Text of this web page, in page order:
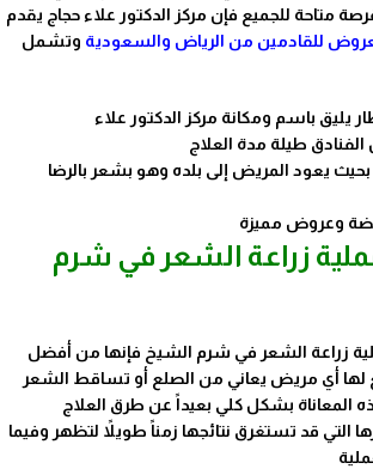
متاحة للجميع فإن مركز الدكتور علاء حجاج يقدم
للقادمين من الرياض والسعودية وتشمل
يليق باسم ومكانة مركز الدكتور علاء
طيلة مدة العلاج
يعود المريض إلى بلده وهو بشعر بالرضا
وعروض مميزة
زراعة الشعر في شرم
زراعة الشعر في شرم الشيخ فإنها من أفضل
لها أي مريض يعاني من الصلع أو تساقط الشعر
المعاناة بشكل كلي بعيداً عن طرق العلاج
التي قد تستغرق نتائجها زمناً طويلاً لتظهر وفيما